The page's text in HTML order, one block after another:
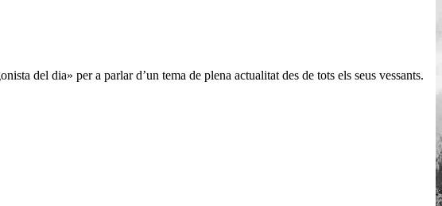
del dia» per a parlar d’un tema de plena actualitat des de tots els seus vessants.